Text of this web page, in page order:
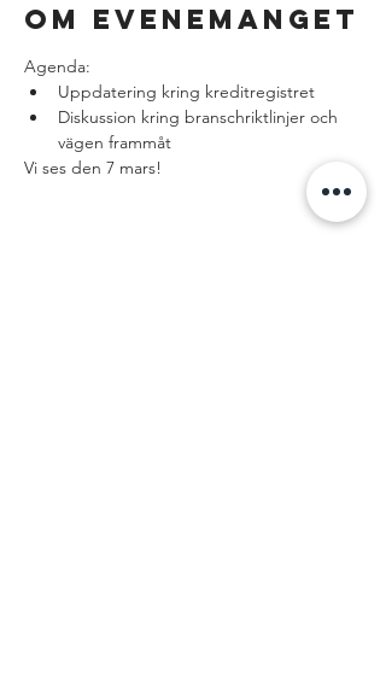
Om evenemanget
Agenda:
Uppdatering kring kreditregistret
Diskussion kring branschriktlinjer och
vägen frammåt
Vi ses den 7 mars!